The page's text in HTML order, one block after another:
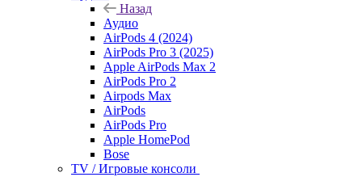
Назад
Аудио
AirPods 4 (2024)
AirPods Pro 3 (2025)
Apple AirPods Max 2
AirPods Pro 2
Airpods Max
AirPods
AirPods Pro
Apple HomePod
Bose
TV / Игровые консоли